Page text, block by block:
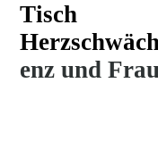
Tisch
enz und